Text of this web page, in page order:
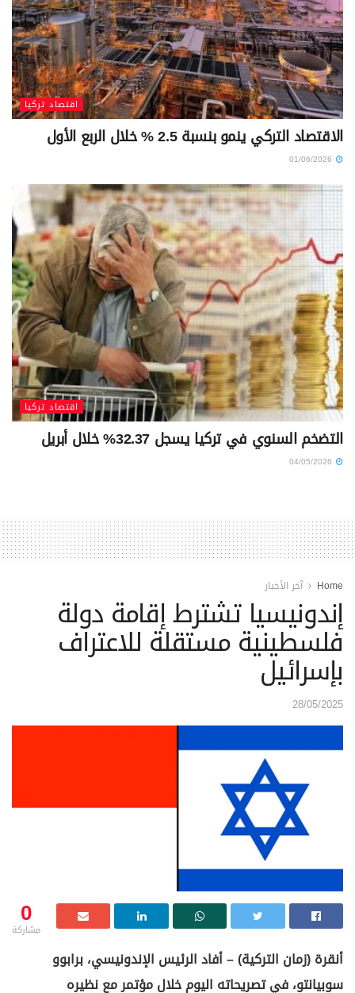
اقتصاد تركيا
الاقتصاد التركي ينمو بنسبة 2.5 % خلال الربع الأول
اقتصاد تركيا
التضخم السنوي في تركيا يسجل 32.37% خلال أبريل
Home آخر الأخبار
إندونيسيا تشترط إقامة دولة
فلسطينية مستقلة للاعتراف
بإسرائيل
28/05/2025
0
مشاركة
أنقرة (زمان التركية) – أفاد الرئيس الإندونيسي، برابوو
سوبيانتو، في تصريحاته اليوم خلال مؤتمر مع نظيره